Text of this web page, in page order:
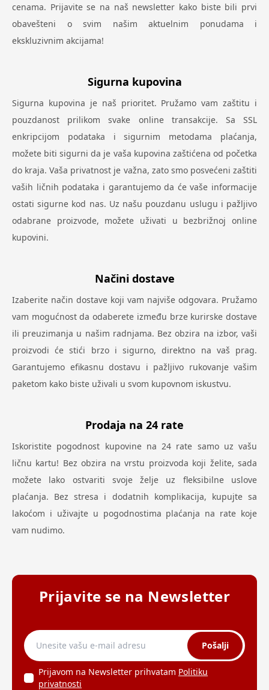
cenama. Prijavite se na naš newsletter kako biste bili prvi
obavešteni o svim našim aktuelnim ponudama i
ekskluzivnim akcijama!
Sigurna kupovina
Sigurna kupovina je naš prioritet. Pružamo vam zaštitu i
pouzdanost prilikom svake online transakcije. Sa SSL
enkripcijom podataka i sigurnim metodama plaćanja,
možete biti sigurni da je vaša kupovina zaštićena od početka
do kraja. Vaša privatnost je važna, zato smo posvećeni zaštiti
vaših ličnih podataka i garantujemo da će vaše informacije
ostati sigurne kod nas. Uz našu pouzdanu uslugu i pažljivo
odabrane proizvode, možete uživati u bezbrižnoj online
kupovini.
Načini dostave
Izaberite način dostave koji vam najviše odgovara. Pružamo
vam mogućnost da odaberete između brze kurirske dostave
ili preuzimanja u našim radnjama. Bez obzira na izbor, vaši
proizvodi će stići brzo i sigurno, direktno na vaš prag.
Garantujemo efikasnu dostavu i pažljivo rukovanje vašim
paketom kako biste uživali u svom kupovnom iskustvu.
Prodaja na 24 rate
Iskoristite pogodnost kupovine na 24 rate samo uz vašu
ličnu kartu! Bez obzira na vrstu proizvoda koji želite, sada
možete lako ostvariti svoje želje uz fleksibilne uslove
plaćanja. Bez stresa i dodatnih komplikacija, kupujte sa
lakoćom i uživajte u pogodnostima plaćanja na rate koje
vam nudimo.
Prijavite se na Newsletter
Pošalji
Prijavom na Newsletter prihvatam Politiku
privatnosti